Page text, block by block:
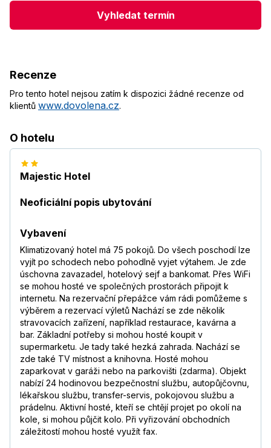
Vyhledat termín
Recenze
Pro tento hotel nejsou zatím k dispozici žádné recenze od
klientů www.dovolena.cz.
O hotelu
Majestic Hotel
Neoficiální popis ubytování
Vybavení
Klimatizovaný hotel má 75 pokojů. Do všech poschodí lze
vyjít po schodech nebo pohodlně vyjet výtahem. Je zde
úschovna zavazadel, hotelový sejf a bankomat. Přes WiFi
se mohou hosté ve společných prostorách připojit k
internetu. Na rezervační přepážce vám rádi pomůžeme s
výběrem a rezervací výletů Nachází se zde několik
stravovacích zařízení, například restaurace, kavárna a
bar. Základní potřeby si mohou hosté koupit v
supermarketu. Je tady také hezká zahrada. Nachází se
zde také TV místnost a knihovna. Hosté mohou
zaparkovat v garáži nebo na parkovišti (zdarma). Objekt
nabízí 24 hodinovou bezpečnostní službu, autopůjčovnu,
lékařskou službu, transfer-servis, pokojovou službu a
prádelnu. Aktivní hosté, kteří se chtějí projet po okolí na
kole, si mohou půjčit kolo. Při vyřizování obchodních
záležitostí mohou hosté využít fax.